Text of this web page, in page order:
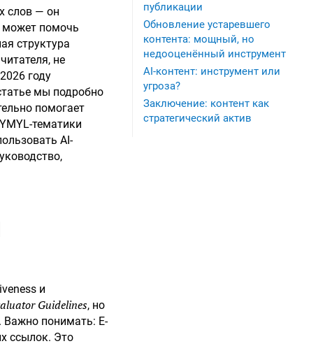
слов — он
может помочь
структура
не
году
мы подробно
помогает
тематики
AI-
и
Guidelines, но
Важно понимать: E-
ссылок. Это
публикации
Обновление устаревшего
контента: мощный, но
недооценённый инструмент
AI-контент: инструмент или
угроза?
Заключение: контент как
стратегический актив